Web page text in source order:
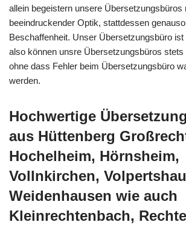
allein begeistern unsere Übersetzungsbüros
beeindruckender Optik, stattdessen
Beschaffenheit. Unser Übersetzungsbüro
also können unsre Übersetzungsbüros stets
ohne dass Fehler beim Übersetzungsbüro
werden.
Hochwertige
aus Hüttenberg
Hochelheim, Hörnsheim,
Vollnkirchen,
Weidenhausen wie auch
Kleinrechtenbach,